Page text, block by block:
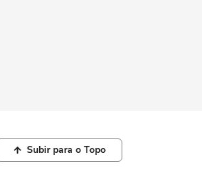
Subir para o Topo